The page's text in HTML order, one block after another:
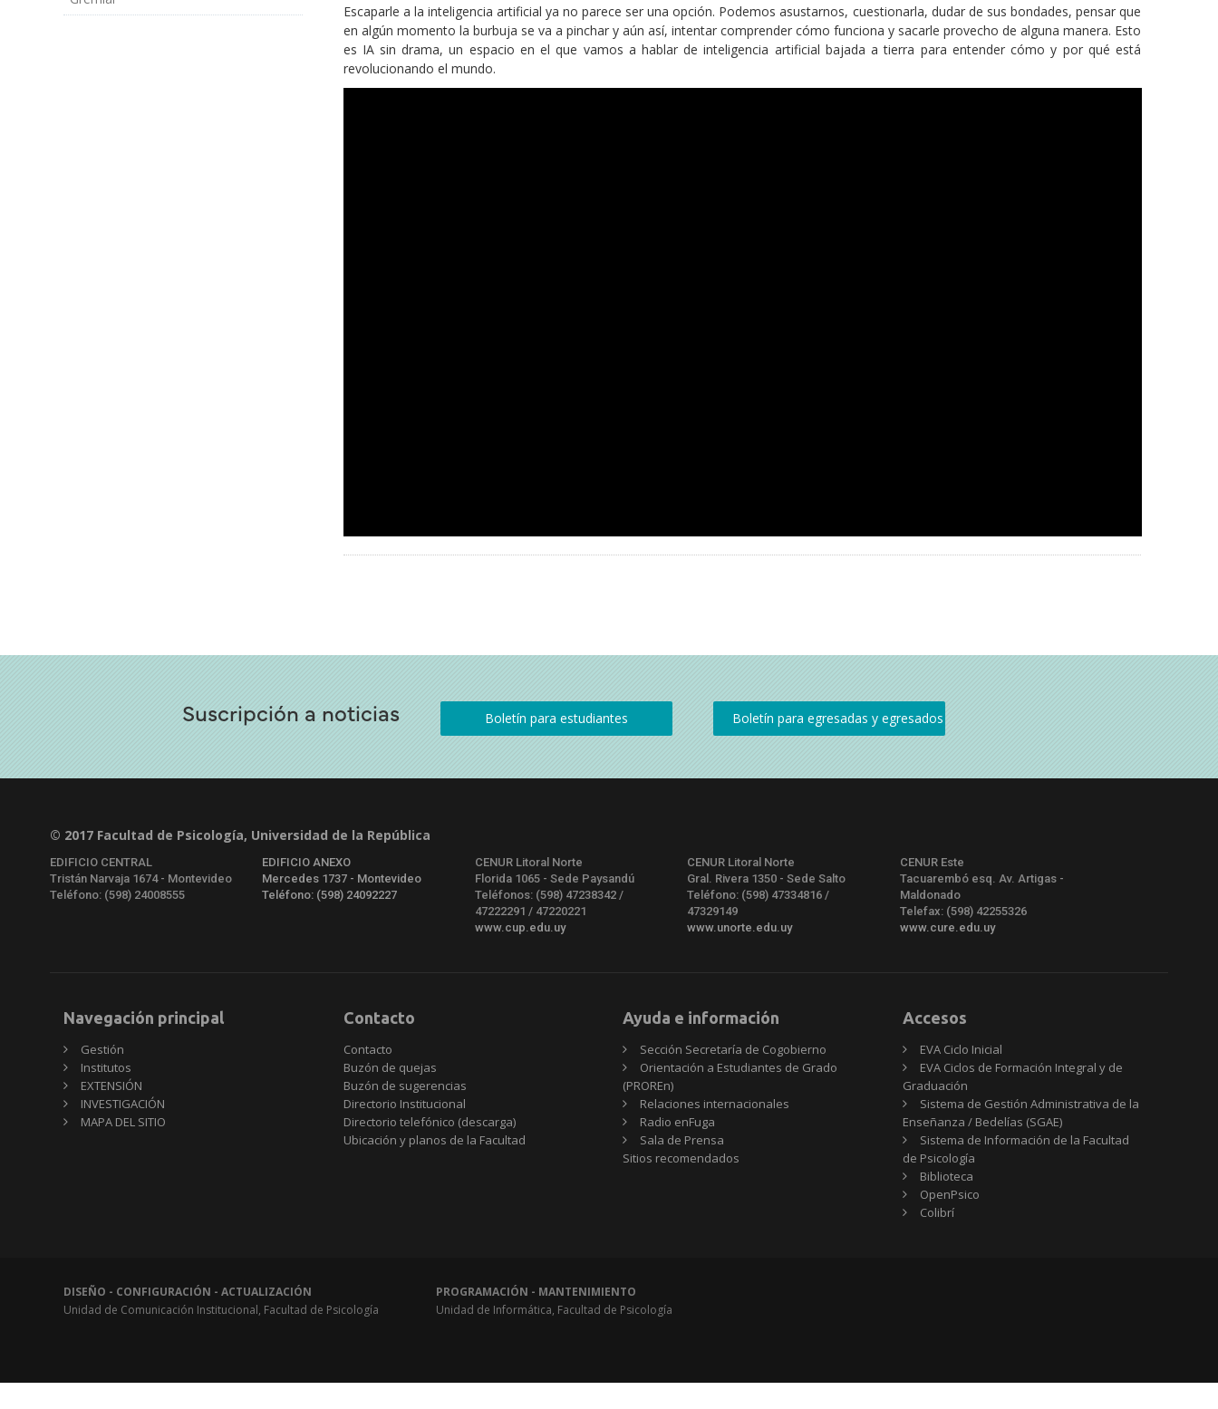
Escaparle a la inteligencia artificial ya no parece ser una opción. Podemos asustarnos, cuestionarla, dudar de sus bondades, pensar que
en algún momento la burbuja se va a pinchar y aún así, intentar comprender cómo funciona y sacarle provecho de alguna manera. Esto
es IA sin drama, un espacio en el que vamos a hablar de inteligencia artificial bajada a tierra para entender cómo y por qué está
revolucionando el mundo.
Suscripción a noticias
© 2017 Facultad de Psicología, Universidad de la República
EDIFICIO CENTRAL
Tristán Narvaja 1674 - Montevideo
Teléfono: (598) 24008555
EDIFICIO ANEXO
Mercedes 1737 - Montevideo
Teléfono: (598) 24092227
CENUR Litoral Norte
Florida 1065 - Sede Paysandú
Teléfonos: (598) 47238342 /
47222291 / 47220221
www.cup.edu.uy
CENUR Litoral Norte
Gral. Rivera 1350 - Sede Salto
Teléfono: (598) 47334816 /
47329149
www.unorte.edu.uy
CENUR Este
Tacuarembó esq. Av. Artigas -
Maldonado
Telefax: (598) 42255326
www.cure.edu.uy
Navegación principal
Gestión
Institutos
EXTENSIÓN
INVESTIGACIÓN
MAPA DEL SITIO
Contacto
Contacto
Buzón de quejas
Buzón de sugerencias
Directorio Institucional
Directorio telefónico (descarga)
Ubicación y planos de la Facultad
Ayuda e información
Sección Secretaría de Cogobierno
Orientación a Estudiantes de Grado
(PROREn)
Relaciones internacionales
Radio enFuga
Sala de Prensa
Sitios
Sitios recomendados
Accesos
EVA Ciclo Inicial
EVA Ciclos de Formación Integral y de
Graduación
Sistema de Gestión Administrativa de la
Enseñanza / Bedelías (SGAE)
Sistema de Información de la Facultad
de Psicología
Biblioteca
OpenPsico
Colibrí
DISEÑO - CONFIGURACIÓN - ACTUALIZACIÓN
Unidad de Comunicación Institucional, Facultad de Psicología
PROGRAMACIÓN - MANTENIMIENTO
Unidad de Informática, Facultad de Psicología